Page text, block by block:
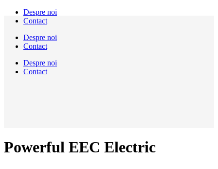
Despre noi
Contact
Despre noi
Contact
Despre noi
Contact
Powerful EEC Electric